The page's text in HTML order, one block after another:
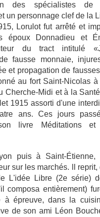
des spécialistes de
un personnage clef de la
Lorulot fut arrêté et
époux Donnadieu et
du tract intitulé
fausse monnaie,
et propagation de
au fort Saint-Nicolas
Cherche-Midi et à la
1915 assorti d'une
ans. Ces jours
livre Méditations et
puis à Saint-
sur les marchés. ll
L'idée Libre (2e série)
composa entièrement)
à épreuve, dans la
de son ami Léon